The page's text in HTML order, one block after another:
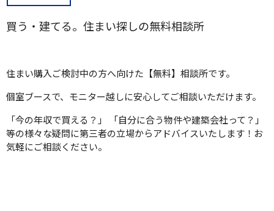
買う・建てる。住まい探しの無料相談所
住まい購入ご検討中の方へ向けた【無料】相談所です。
個室ブースで、モニター越しに安心してご相談いただけます。
「今の年収で買える？」 「自分に合う物件や建築会社って？」
等の様々な疑問に第三者の立場からアドバイスいたします！お
気軽にご相談ください。